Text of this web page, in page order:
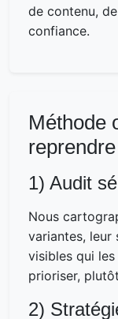
de contenu,
confiance.
Méthode
1) Audit
Nous
variantes, leur
visibles qui
prioriser,
2)